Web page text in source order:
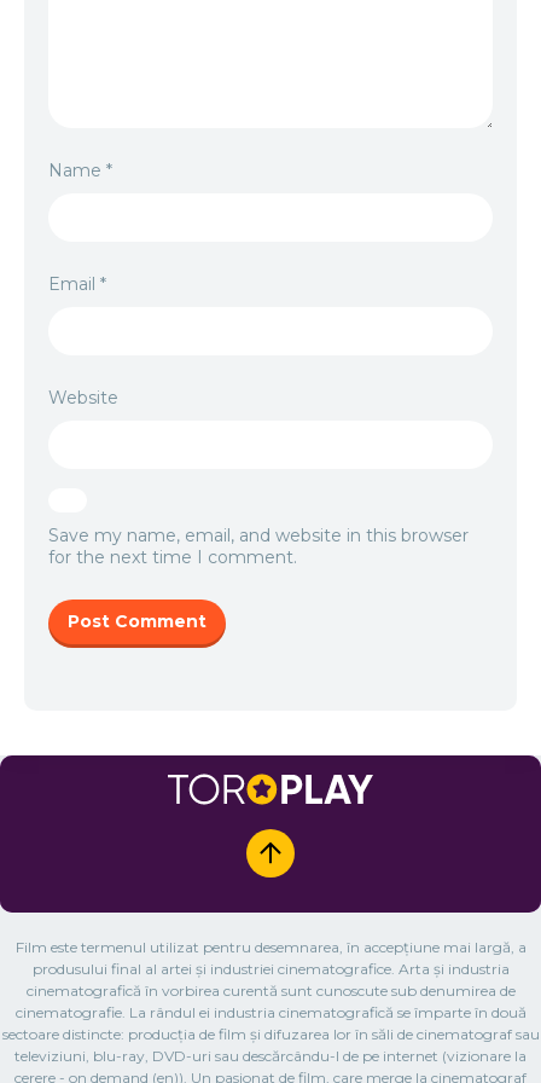
Name *
Email *
Website
Save my name, email, and website in this browser
for the next time I comment.
Film este termenul utilizat pentru desemnarea, în accepțiune mai largă, a
produsului final al artei și industriei cinematografice. Arta și industria
cinematografică în vorbirea curentă sunt cunoscute sub denumirea de
cinematografie. La rândul ei industria cinematografică se împarte în două
sectoare distincte: producția de film și difuzarea lor în săli de cinematograf sau
televiziuni, blu-ray, DVD-uri sau descărcându-l de pe internet (vizionare la
cerere - on demand (en)). Un pasionat de film, care merge la cinematograf